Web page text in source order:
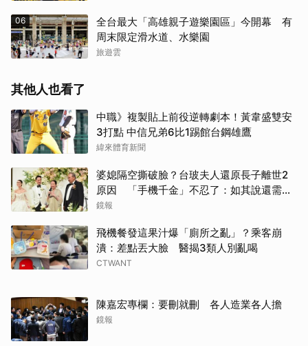
06
全台最大「高雄親子遊樂園區」今開幕 有
周末限定滑水道、水樂園
旅遊雲
其他人也看了
中職》複製貼上前役逆轉劇本！黃韋盛雙安
3打點 中信兄弟6比1踢館台鋼雄鷹
緯來體育新聞
婆媳隔空撕破臉？台玻夫人還原長子離世2
原因 「手機千金」不忍了：如其說還需要
離開嗎？
鏡報
飛機餐發這果汁爆「廁所之亂」？乘客崩
潰：差點丟大臉 醫揭3類人別亂喝
CTWANT
陳嘉宏專欄：要刪就刪 各人造業各人擔
鏡報